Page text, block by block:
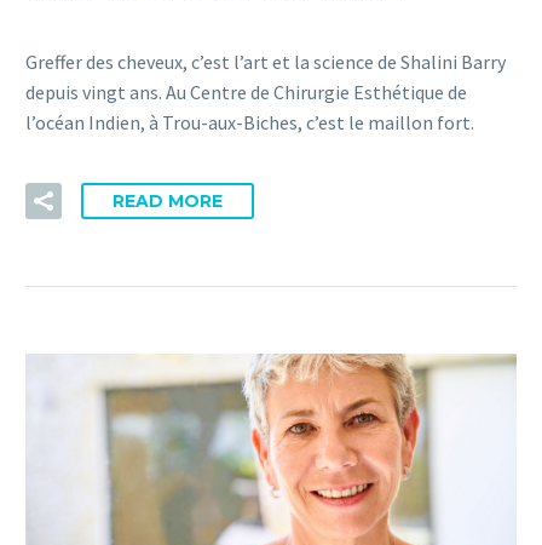
Greffer des cheveux, c’est l’art et la science de Shalini Barry
depuis vingt ans. Au Centre de Chirurgie Esthétique de
l’océan Indien, à Trou-aux-Biches, c’est le maillon fort.
READ MORE